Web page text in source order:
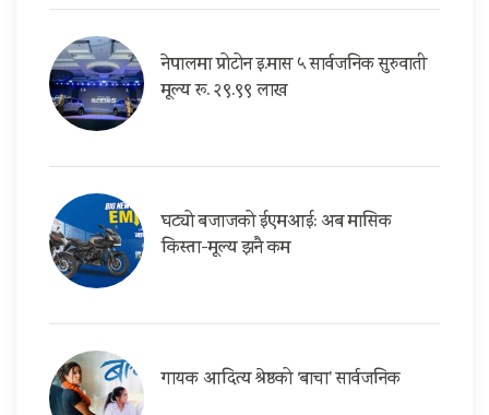
नेपालमा प्रोटोन इ.मास ५ सार्वजनिक सुरुवाती
मूल्य रू. २९.९९ लाख
घट्यो बजाजको ईएमआई: अब मासिक
किस्ता-मूल्य झनै कम
गायक आदित्य श्रेष्ठको ‘बाचा’ सार्वजनिक